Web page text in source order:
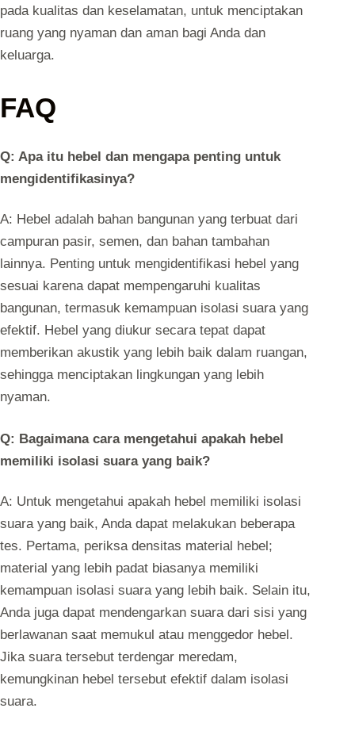
pada kualitas dan keselamatan, untuk menciptakan
ruang yang nyaman dan aman bagi Anda dan
keluarga.
FAQ
Q: Apa itu hebel dan mengapa penting untuk
mengidentifikasinya?
A: Hebel adalah bahan bangunan yang terbuat dari
campuran pasir, semen, dan bahan tambahan
lainnya. Penting untuk mengidentifikasi hebel yang
sesuai karena dapat mempengaruhi kualitas
bangunan, termasuk kemampuan isolasi suara yang
efektif. Hebel yang diukur secara tepat dapat
memberikan akustik yang lebih baik dalam ruangan,
sehingga menciptakan lingkungan yang lebih
nyaman.
Q: Bagaimana cara mengetahui apakah hebel
memiliki isolasi suara yang baik?
A: Untuk mengetahui apakah hebel memiliki isolasi
suara yang baik, Anda dapat melakukan beberapa
tes. Pertama, periksa densitas material hebel;
material yang lebih padat biasanya memiliki
kemampuan isolasi suara yang lebih baik. Selain itu,
Anda juga dapat mendengarkan suara dari sisi yang
berlawanan saat memukul atau menggedor hebel.
Jika suara tersebut terdengar meredam,
kemungkinan hebel tersebut efektif dalam isolasi
suara.